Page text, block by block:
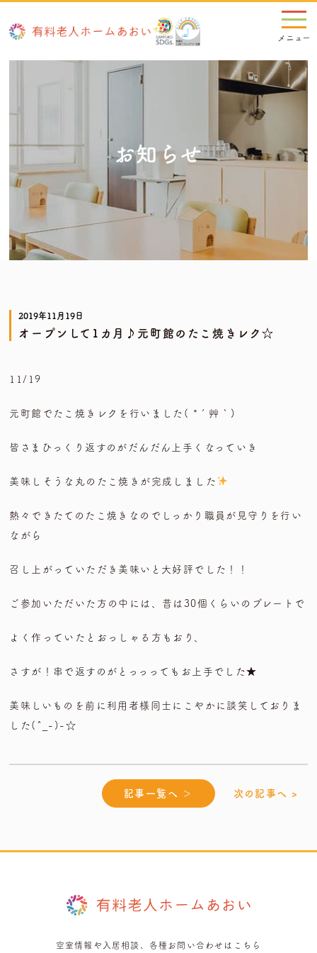
お知らせ
2019年11月19日
オープンして1カ月♪元町館のたこ焼きレク☆
11/19
元町館でたこ焼きレクを行いました( *´艸｀)
皆さまひっくり返すのがだんだん上手くなっていき
美味しそうな丸のたこ焼きが完成しました
熱々できたてのたこ焼きなのでしっかり職員が見守りを行い
ながら
召し上がっていただき美味いと大好評でした！！
ご参加いただいた方の中には、昔は30個くらいのプレートで
よく作っていたとおっしゃる方もおり、
さすが！串で返すのがとっっってもお上手でした★
美味しいものを前に利用者様同士にこやかに談笑しておりま
した(^_-)-☆
記事一覧へ ＞ 次の記事へ >
空室情報や入居相談、各種お問い合わせはこちら